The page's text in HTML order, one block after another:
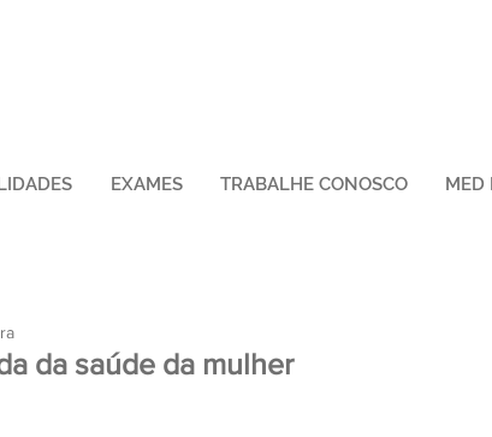
EXAMES TRABALHE CONOSCO MED
da saúde da mulher